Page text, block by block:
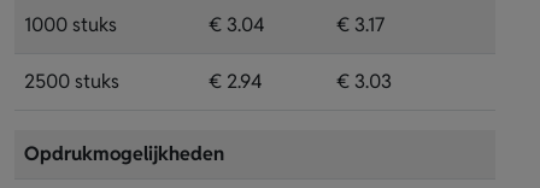
1000 stuks € 3.04 € 3.17
2500 stuks € 2.94 € 3.03
Opdrukmogelijkheden